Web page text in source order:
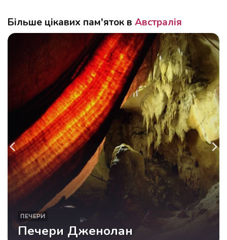
Більше цікавих пам'яток в Австралія
ПЕЧЕРИ
Печери Дженолан